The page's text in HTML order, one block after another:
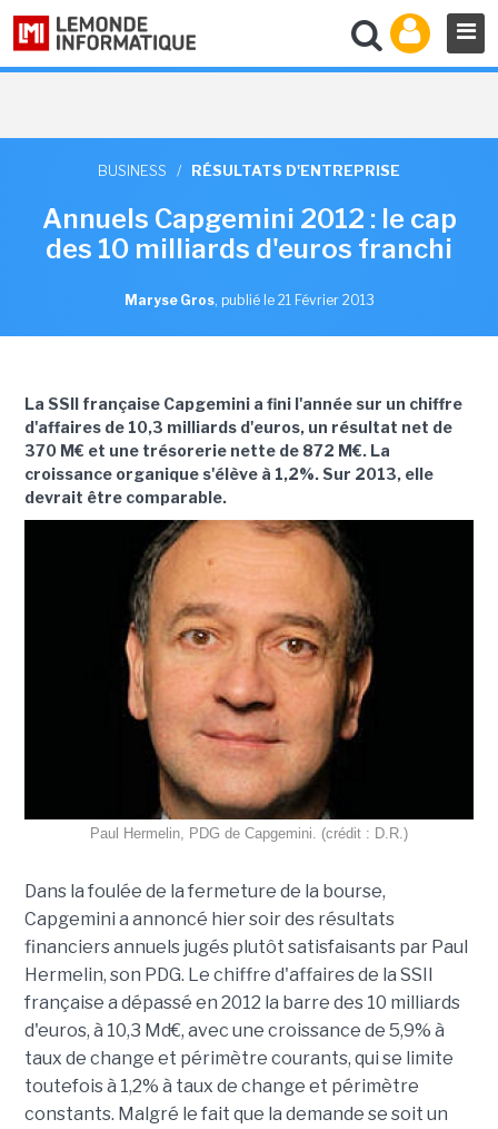
BUSINESS / RÉSULTATS D'ENTREPRISE
Annuels Capgemini 2012 : le cap
des 10 milliards d'euros franchi
Maryse Gros, publié le 21 Février 2013
La SSII française Capgemini a fini l'année sur un chiffre
d'affaires de 10,3 milliards d'euros, un résultat net de
370 M€ et une trésorerie nette de 872 M€. La
croissance organique s'élève à 1,2%. Sur 2013, elle
devrait être comparable.
Paul Hermelin, PDG de Capgemini. (crédit : D.R.)
Dans la foulée de la fermeture de la bourse,
Capgemini a annoncé hier soir des résultats
financiers annuels jugés plutôt satisfaisants par Paul
Hermelin, son PDG. Le chiffre d'affaires de la SSII
française a dépassé en 2012 la barre des 10 milliards
d'euros, à 10,3 Md€, avec une croissance de 5,9% à
taux de change et périmètre courants, qui se limite
toutefois à 1,2% à taux de change et périmètre
constants. Malgré le fait que la demande se soit un